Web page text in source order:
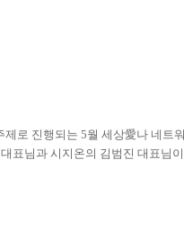
제로 진행되는 5월 세상愛나 네트
표님과 시지온의 김범진 대표님